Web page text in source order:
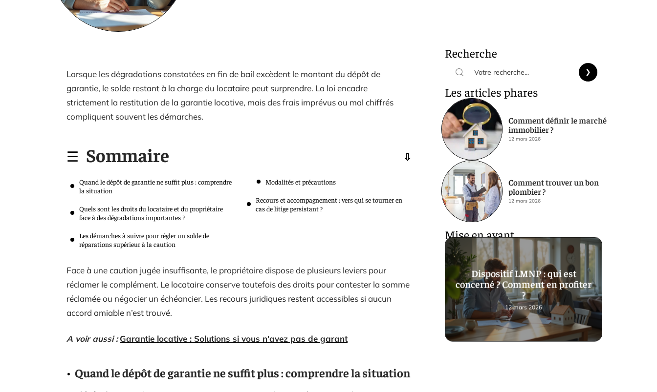
Lorsque les dégradations constatées en fin de bail excèdent le montant du dépôt de
garantie, le solde restant à la charge du locataire peut surprendre. La loi encadre
strictement la restitution de la garantie locative, mais des frais imprévus ou mal chiffrés
compliquent souvent les démarches.
Sommaire
Quand le dépôt de garantie ne suffit plus : comprendre
la situation
Quels sont les droits du locataire et du propriétaire
face à des dégradations importantes ?
Les démarches à suivre pour régler un solde de
réparations supérieur à la caution
Modalités et précautions
Recours et accompagnement : vers qui se tourner en
cas de litige persistant ?
Face à une caution jugée insuffisante, le propriétaire dispose de plusieurs leviers pour
réclamer le complément. Le locataire conserve toutefois des droits pour contester la somme
réclamée ou négocier un échéancier. Les recours juridiques restent accessibles si aucun
accord amiable n’est trouvé.
A voir aussi : Garantie locative : Solutions si vous n'avez pas de garant
Quand le dépôt de garantie ne suffit plus : comprendre la situation
Recherche
Les articles phares
Comment définir le marché
immobilier ?
12 mars 2026
Comment trouver un bon
plombier ?
12 mars 2026
Mise en avant
Dispositif LMNP : qui est
concerné ? Comment en profiter
?
12 mars 2026